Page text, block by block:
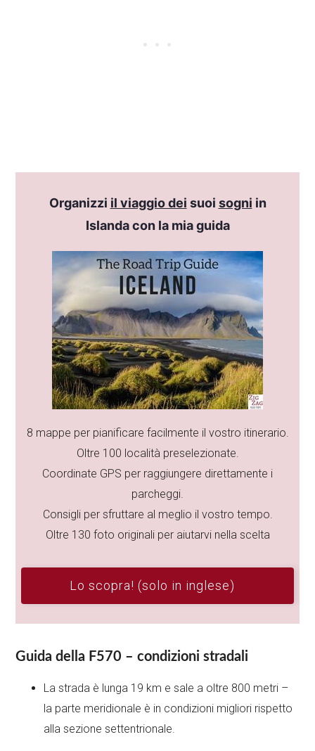
Organizzi il viaggio dei suoi sogni in
Islanda con la mia guida
8 mappe per pianificare facilmente il vostro itinerario.
Oltre 100 località preselezionate.
Coordinate GPS per raggiungere direttamente i
parcheggi.
Consigli per sfruttare al meglio il vostro tempo.
Oltre 130 foto originali per aiutarvi nella scelta
Lo scopra! (solo in inglese)
Guida della F570 – condizioni stradali
La strada è lunga 19 km e sale a oltre 800 metri –
la parte meridionale è in condizioni migliori rispetto
alla sezione settentrionale.